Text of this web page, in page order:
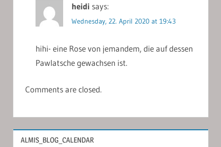
heidi says:
Wednesday, 22. April 2020 at 19:43
hihi- eine Rose von jemandem, die auf dessen
Pawlatsche gewachsen ist.
Comments are closed.
ALMIS_BLOG_CALENDAR